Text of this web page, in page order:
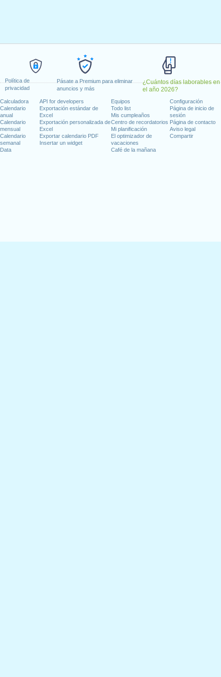
Política de
privacidad
Pásate a Premium para eliminar
anuncios y más
¿Cuántos días laborables en
el año 2026?
Calculadora
Calendario
anual
Calendario
mensual
Calendario
semanal
Data
API for developers
Exportación estándar de
Excel
Exportación personalizada de
Excel
Exportar calendario PDF
Insertar un widget
Equipos
Todo list
Mis cumpleaños
Centro de recordatorios
Mi planificación
El optimizador de
vacaciones
Café de la mañana
Configuración
Página de inicio de
sesión
Página de contacto
Aviso legal
Compartir
15 agosto, 2025
13 octubre, 2025
8 diciembre, 2025
2025
fin de semana
12 octubre, 2025
2025
6 diciembre, 2025